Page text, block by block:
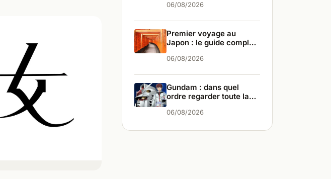
06/08/2026
Premier voyage au
Japon : le guide complet
06/08/2026
Gundam : dans quel
ordre regarder toute la
06/08/2026